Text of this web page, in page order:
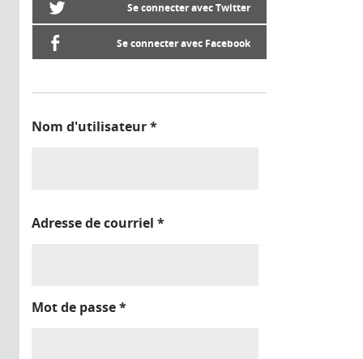
Se connecter avec Twitter
Se connecter avec Facebook
Nom d'utilisateur*
Adresse de courriel *
Mot de passe*